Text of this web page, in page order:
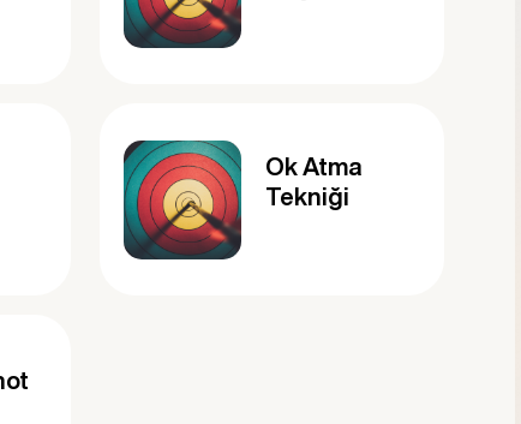
Ok Atma
Tekniği